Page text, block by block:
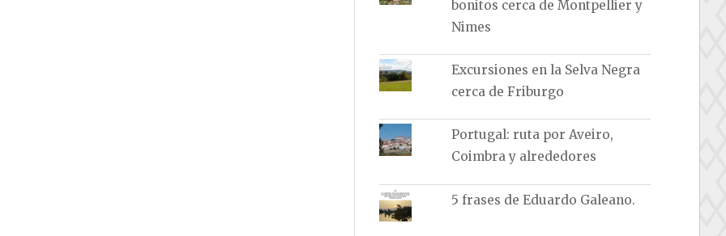
bonitos cerca de Montpellier y
Nimes
Excursiones en la Selva Negra
cerca de Friburgo
Portugal: ruta por Aveiro,
Coimbra y alrededores
5 frases de Eduardo Galeano.